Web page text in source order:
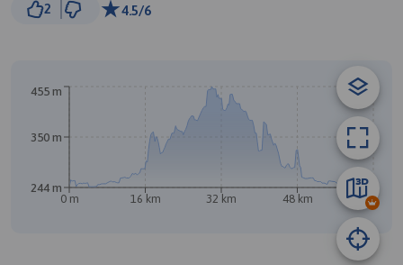
2 4.5/6
0 m 16 km 32 km 48 km 64 km
244 m
350 m
455 m